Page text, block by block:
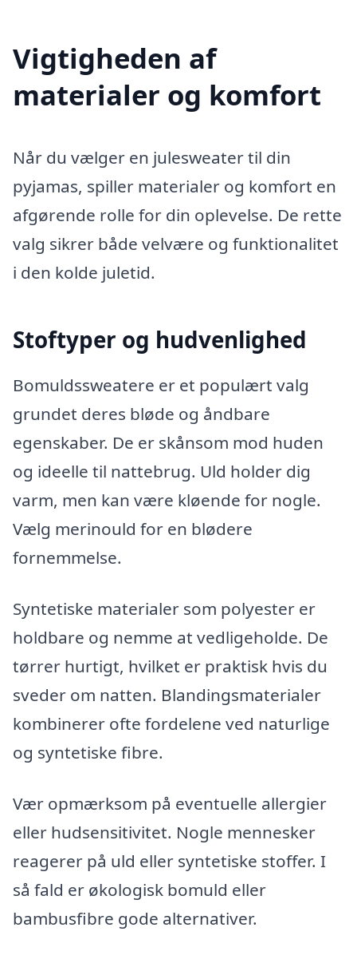
Vigtigheden af
materialer og komfort
Når du vælger en julesweater til din
pyjamas, spiller materialer og komfort en
afgørende rolle for din oplevelse. De rette
valg sikrer både velvære og funktionalitet
i den kolde juletid.
Stoftyper og hudvenlighed
Bomuldssweatere er et populært valg
grundet deres bløde og åndbare
egenskaber. De er skånsom mod huden
og ideelle til nattebrug. Uld holder dig
varm, men kan være kløende for nogle.
Vælg merinould for en blødere
fornemmelse.
Syntetiske materialer som polyester er
holdbare og nemme at vedligeholde. De
tørrer hurtigt, hvilket er praktisk hvis du
sveder om natten. Blandingsmaterialer
kombinerer ofte fordelene ved naturlige
og syntetiske fibre.
Vær opmærksom på eventuelle allergier
eller hudsensitivitet. Nogle mennesker
reagerer på uld eller syntetiske stoffer. I
så fald er økologisk bomuld eller
bambusfibre gode alternativer.